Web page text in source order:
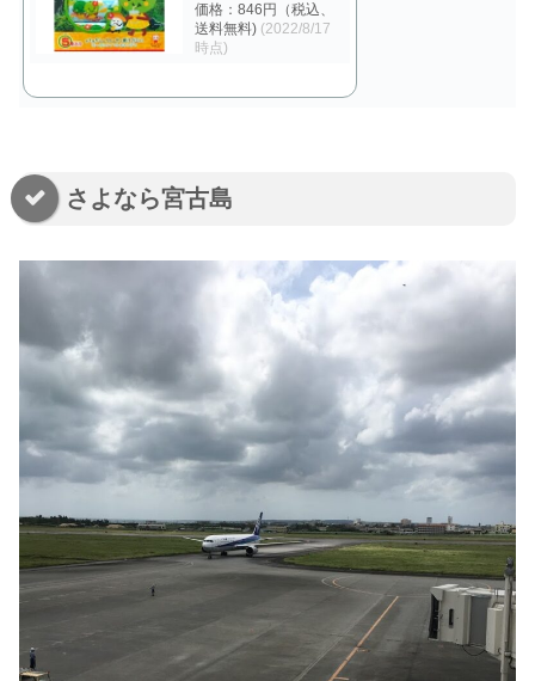
価格：846円（税込、
送料無料) (2022/8/17
時点)
さよなら宮古島